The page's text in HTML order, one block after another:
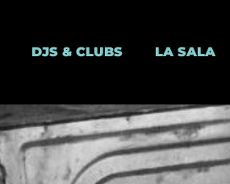
DJS & CLUBS LA SALA